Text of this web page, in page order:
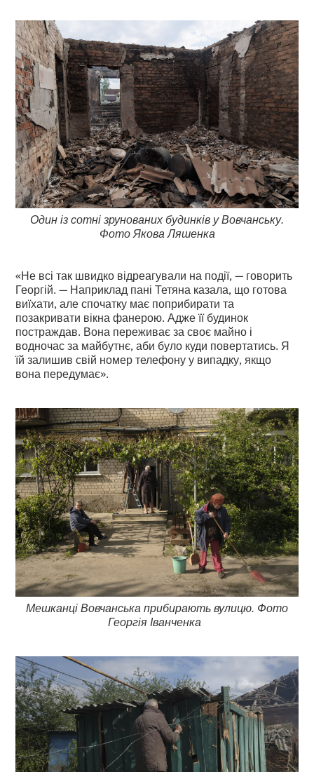
Один із сотні зрунованих будинків у Вовчанську.
Фото Якова Ляшенка
«Не всі так швидко відреагували на події, — говорить
Георгій. — Наприклад пані Тетяна казала, що готова
виїхати, але спочатку має поприбирати та
позакривати вікна фанерою. Адже її будинок
постраждав. Вона переживає за своє майно і
водночас за майбутнє, аби було куди повертатись. Я
їй залишив свій номер телефону у випадку, якщо
вона передумає».
Мешканці Вовчанська прибирають вулицю. Фото
Георгія Іванченка